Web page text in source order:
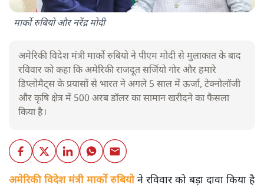
मार्को रुबियो और नरेंद्र मोदी
अमेरिकी विदेश मंत्री मार्को रुबियो ने पीएम मोदी से मुलाकात के बाद
रविवार को कहा कि अमेरिकी राजदूत सर्जियो गोर और हमारे
डिप्लोमैट्स के प्रयासों से भारत ने अगले 5 साल में ऊर्जा, टेक्नोलॉजी
और कृषि क्षेत्र में 500 अरब डॉलर का सामान खरीदने का फैसला
किया है।
अमेरिकी विदेश मंत्री मार्को रुबियोने रविवार को बड़ा दावा किया है